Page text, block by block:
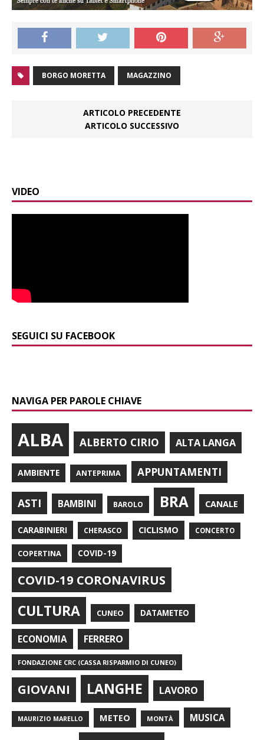
BORGO MORETTA MAGAZZINO
ARTICOLO PRECEDENTE
ARTICOLO SUCCESSIVO
VIDEO
SEGUICI SU FACEBOOK
NAVIGA PER PAROLE CHIAVE
ALBA ALBERTO CIRIO ALTA LANGA
AMBIENTE ANTEPRIMA APPUNTAMENTI
ASTI BAMBINI BAROLO BRA CANALE
CARABINIERI CHERASCO CICLISMO CONCERTO
COPERTINA COVID-19
COVID-19 CORONAVIRUS
CULTURA CUNEO DATAMETEO
ECONOMIA FERRERO
FONDAZIONE CRC (CASSA RISPARMIO DI CUNEO)
GIOVANI LANGHE LAVORO
MAURIZIO MARELLO METEO MONTÀ MUSICA